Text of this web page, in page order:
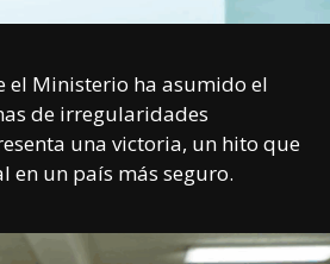
el Ministerio ha asumido el
de irregularidades
una victoria, un hito que
en un país más seguro.